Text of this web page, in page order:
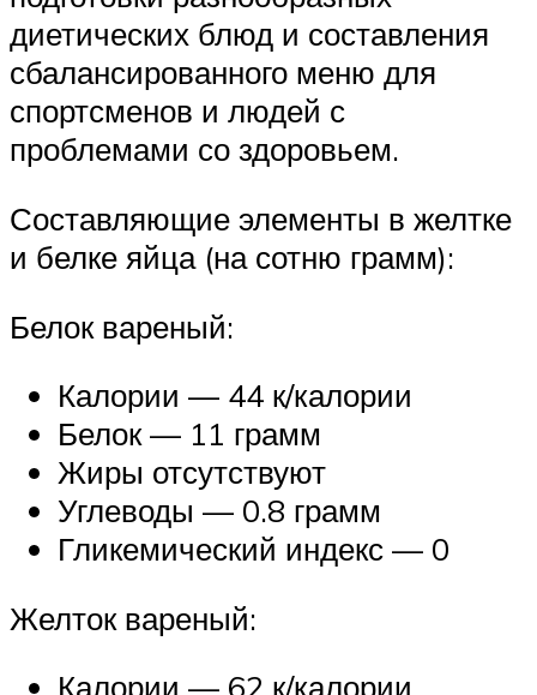
диетических блюд и составления
сбалансированного меню для
спортсменов и людей с
проблемами со здоровьем.
Составляющие элементы в желтке
и белке яйца (на сотню грамм):
Белок вареный:
Калории — 44 к/калории
Белок — 11 грамм
Жиры отсутствуют
Углеводы — 0.8 грамм
Гликемический индекс — 0
Желток вареный:
Калории — 62 к/калории